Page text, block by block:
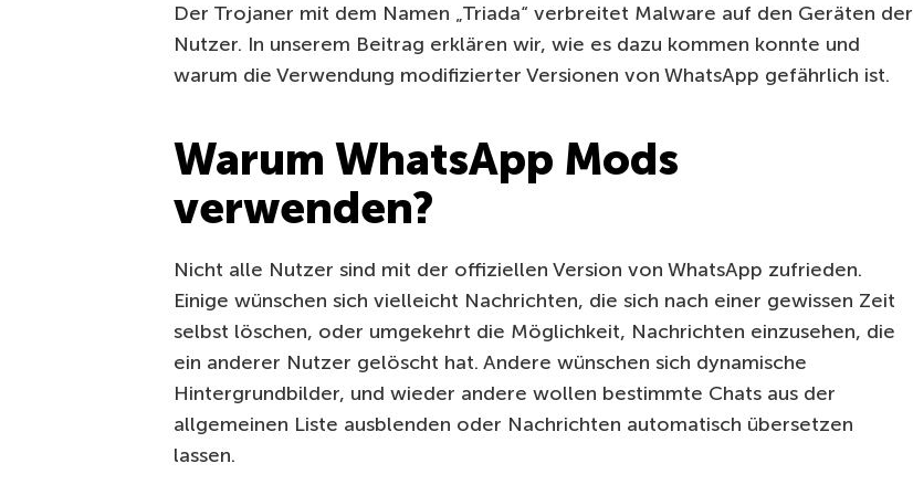
Der Trojaner mit dem Namen „Triada“ verbreitet Malware auf den Geräten der
Nutzer. In unserem Beitrag erklären wir, wie es dazu kommen konnte und
warum die Verwendung modifizierter Versionen von WhatsApp gefährlich ist.
Warum WhatsApp Mods
verwenden?
Nicht alle Nutzer sind mit der offiziellen Version von WhatsApp zufrieden.
Einige wünschen sich vielleicht Nachrichten, die sich nach einer gewissen Zeit
selbst löschen, oder umgekehrt die Möglichkeit, Nachrichten einzusehen, die
ein anderer Nutzer gelöscht hat. Andere wünschen sich dynamische
Hintergrundbilder, und wieder andere wollen bestimmte Chats aus der
allgemeinen Liste ausblenden oder Nachrichten automatisch übersetzen
lassen.